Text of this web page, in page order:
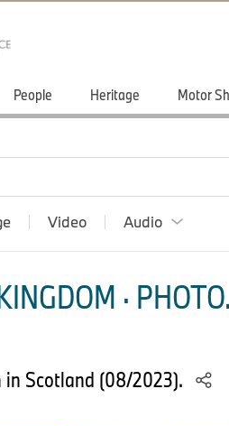
People Heritage Motor
Video Audio
· PHOTO.
in Scotland (08/2023).